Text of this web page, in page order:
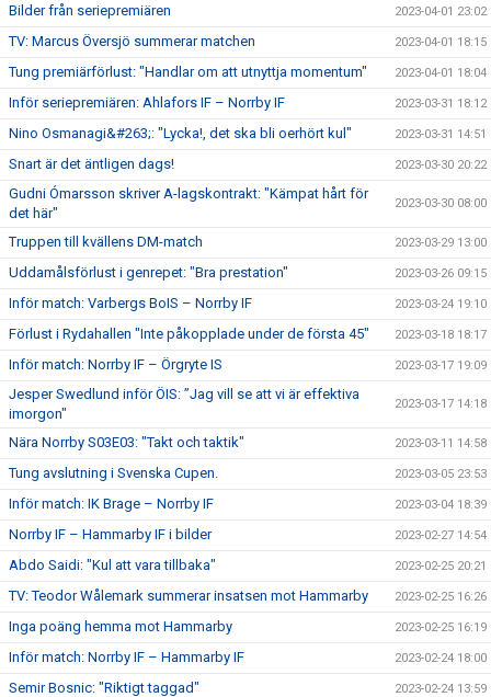
Bilder från seriepremiären 2023-04-01 23:02
TV: Marcus Översjö summerar matchen 2023-04-01 18:15
Tung premiärförlust: "Handlar om att utnyttja momentum" 2023-04-01 18:04
Inför seriepremiären: Ahlafors IF – Norrby IF 2023-03-31 18:12
Nino Osmanagi&#263;: "Lycka!, det ska bli oerhört kul" 2023-03-31 14:51
Snart är det äntligen dags! 2023-03-30 20:22
Gudni Ómarsson skriver A-lagskontrakt: "Kämpat hårt för
det här"
2023-03-30 08:00
Truppen till kvällens DM-match 2023-03-29 13:00
Uddamålsförlust i genrepet: "Bra prestation" 2023-03-26 09:15
Inför match: Varbergs BoIS – Norrby IF 2023-03-24 19:10
Förlust i Rydahallen "Inte påkopplade under de första 45" 2023-03-18 18:17
Inför match: Norrby IF – Örgryte IS 2023-03-17 19:09
Jesper Swedlund inför ÖIS: ”Jag vill se att vi är effektiva
imorgon"
2023-03-17 14:18
Nära Norrby S03E03: "Takt och taktik" 2023-03-11 14:58
Tung avslutning i Svenska Cupen. 2023-03-05 23:53
Inför match: IK Brage – Norrby IF 2023-03-04 18:39
Norrby IF – Hammarby IF i bilder 2023-02-27 14:54
Abdo Saidi: "Kul att vara tillbaka" 2023-02-25 20:21
TV: Teodor Wålemark summerar insatsen mot Hammarby 2023-02-25 16:26
Inga poäng hemma mot Hammarby 2023-02-25 16:19
Inför match: Norrby IF – Hammarby IF 2023-02-24 18:00
Semir Bosnic: "Riktigt taggad" 2023-02-24 13:59